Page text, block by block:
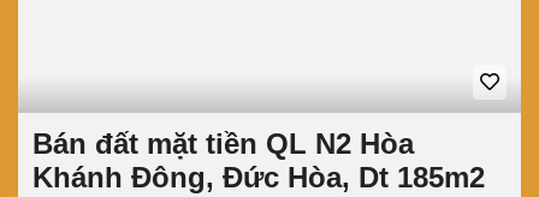
Bán đất mặt tiền QL N2 Hòa
Khánh Đông, Đức Hòa, Dt 185m2